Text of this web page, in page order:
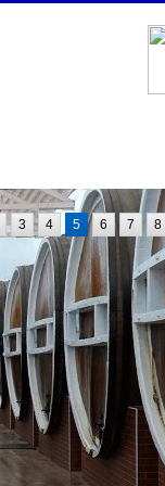
3 4 5 6 7 8